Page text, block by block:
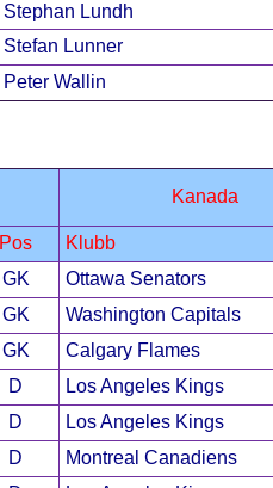
Stephan Lundh
Stefan Lunner
Peter Wallin
Kanada
Pos Klubb
GK Ottawa Senators
GK Washington Capitals
GK Calgary Flames
D Los Angeles Kings
D Los Angeles Kings
D Montreal Canadiens